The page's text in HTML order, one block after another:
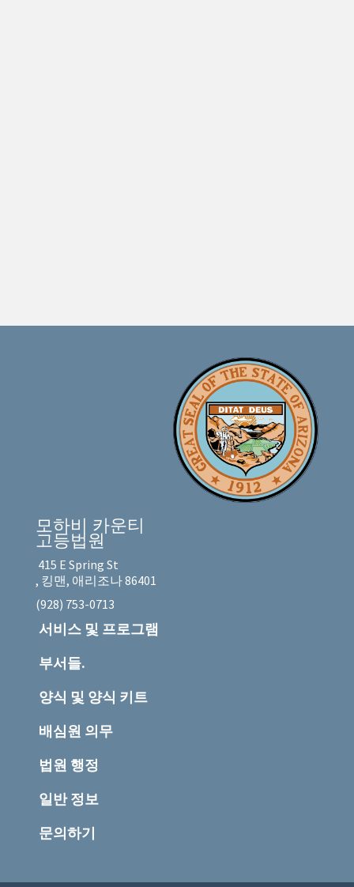
모하비 카운티
고등법원
415 E Spring St
, 킹맨, 애리조나 86401
(928) 753-0713
서비스 및 프로그램
부서들.
양식 및 양식 키트
배심원 의무
법원 행정
일반 정보
문의하기